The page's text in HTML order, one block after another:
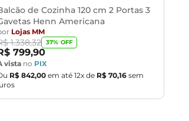
residência.
de Cozinha 120 cm 2 Portas 3
Henn Americana
Lojas MM
1.338,32 37% OFF
799,90
vista no PIX
R$ 842,00 em até 12x de R$ 70,16 sem